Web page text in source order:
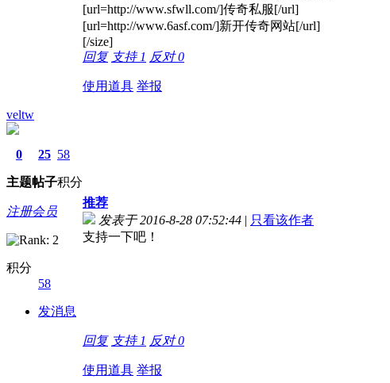
[url=http://www.sfwll.com/]传奇私服[/url]
[url=http://www.6asf.com/]新开传奇网站[/url]
[/size]
回复 支持 1 反对0
使用道具 举报
veltw
0
主题
25
帖子
58
积分
注册会员
积分
58
发消息
推荐
发表于 2016-8-28 07:52:44 | 只看该作者
支持一下吧！
回复 支持 1 反对0
使用道具 举报